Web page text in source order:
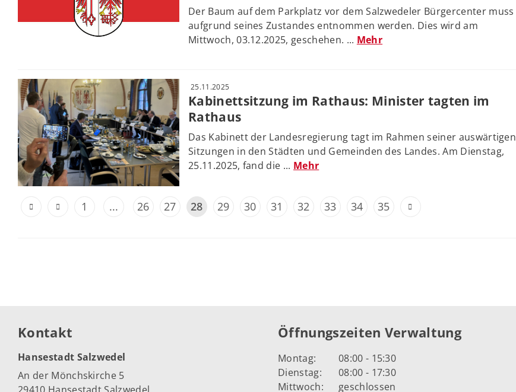
Der Baum auf dem Parkplatz vor dem Salzwedeler Bürgercenter muss
aufgrund seines Zustandes entnommen werden. Dies wird am
Mittwoch, 03.12.2025, geschehen. ... Mehr
25.11.2025
Kabinettsitzung im Rathaus: Minister tagten im
Rathaus
Das Kabinett der Landesregierung tagt im Rahmen seiner auswärtigen
Sitzungen in den Städten und Gemeinden des Landes. Am Dienstag,
25.11.2025, fand die ... Mehr
1 ... 26 27 28 29 30 31 32 33 34 35
Kontakt
Hansestadt Salzwedel
An der Mönchskirche 5
Öffnungszeiten Verwaltung
Montag:
08:00 - 15:30
Dienstag:
08:00 - 17:30
Mittwoch:
geschlossen